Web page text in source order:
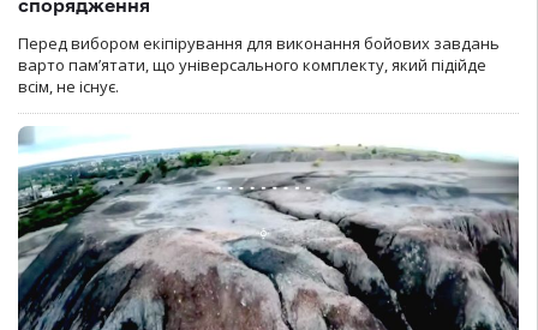
спорядження
Перед вибором екіпірування для виконання бойових завдань
варто пам’ятати, що універсального комплекту, який підійде
всім, не існує.